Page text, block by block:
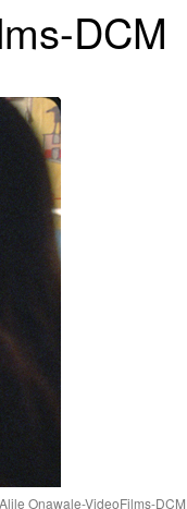
DCM
Onawale-VideoFilms-DCM